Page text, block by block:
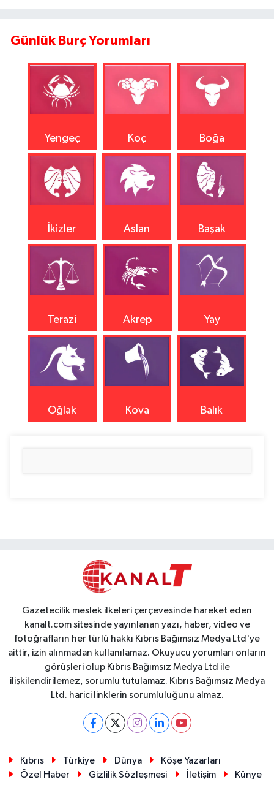
Günlük Burç Yorumları
Yengeç Koç Boğa
İkizler Aslan Başak
Terazi Akrep Yay
Oğlak Kova Balık
Gazetecilik meslek ilkeleri çerçevesinde hareket eden
kanalt.com sitesinde yayınlanan yazı, haber, video ve
fotoğrafların her türlü hakkı Kıbrıs Bağımsız Medya Ltd'ye
aittir, izin alınmadan kullanılamaz. Okuyucu yorumları onların
görüşleri olup Kıbrıs Bağımsız Medya Ltd ile
ilişkilendirilemez, sorumlu tutulamaz. Kıbrıs Bağımsız Medya
Ltd. harici linklerin sorumluluğunu almaz.
Kıbrıs Türkiye Dünya
Köşe Yazarları
Özel Haber
Gizlilik Sözleşmesi İletişim Künye